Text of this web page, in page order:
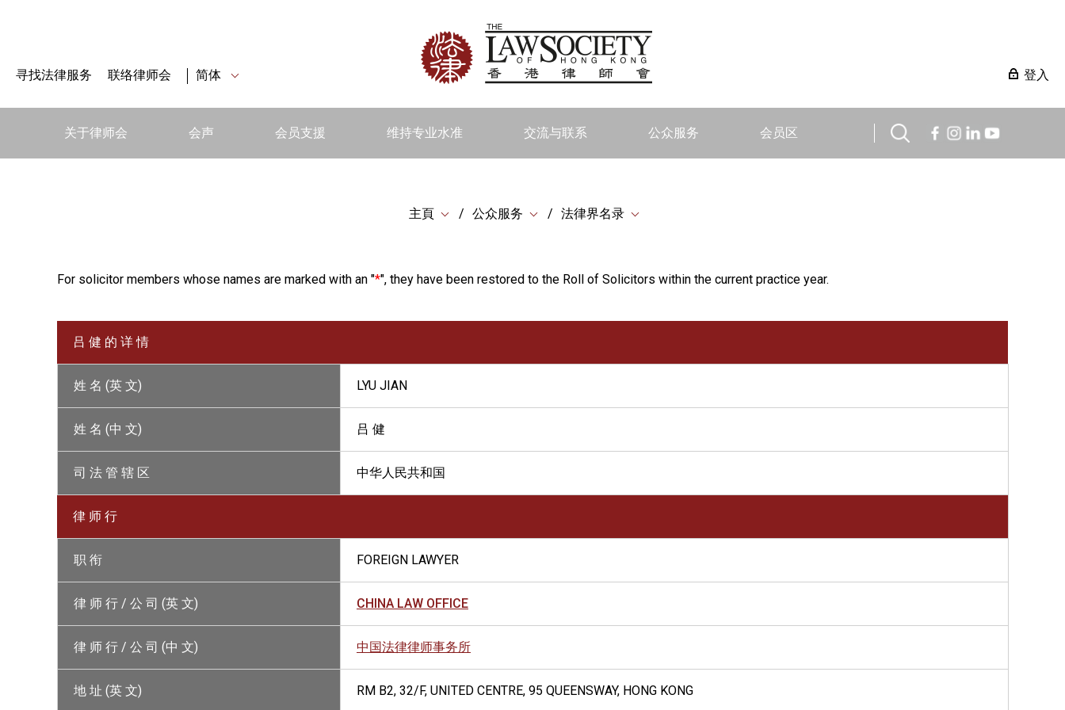
寻找法律服务 联络律师会 简体 登入
关于律师会 会声 会员支援 维持专业水准 交流与联系 公众服务 会员区
主頁 公众服务 法律界名录
For solicitor members whose names are marked with an "*", they have been restored to the Roll of Solicitors within the current practice year.
吕 健 的 详 情
姓 名 (英 文) LYU JIAN
姓 名 (中 文) 吕 健
司 法 管 辖 区 中华人民共和国
律 师 行
职 衔 FOREIGN LAWYER
律 师 行 / 公 司 (英 文) CHINA LAW OFFICE
律 师 行 / 公 司 (中 文) 中国法律律师事务所
地 址 (英 文) RM B2, 32/F, UNITED CENTRE, 95 QUEENSWAY, HONG KONG